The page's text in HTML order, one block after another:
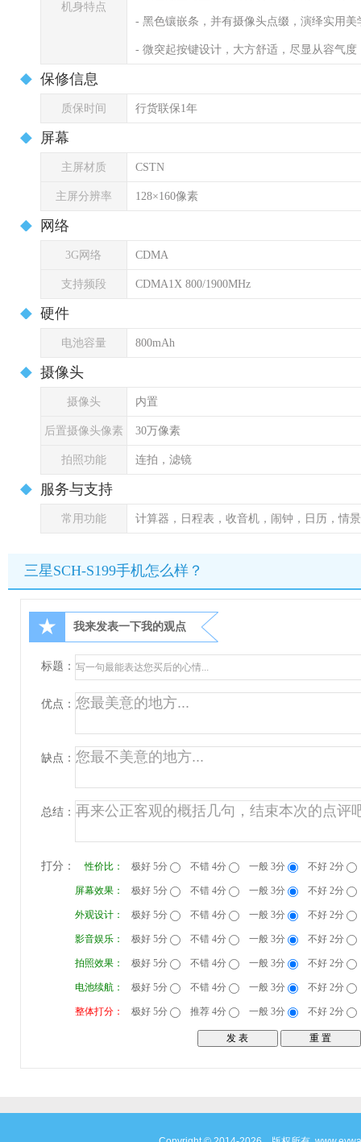
机身特点
- 黑色镶嵌条，并有摄像头点缀，演绎实用美
- 微突起按键设计，大方舒适，尽显从容气度
保修信息
质保时间 行货联保1年
屏幕
主屏材质 CSTN
主屏分辨率 128×160像素
网络
3G网络 CDMA
支持频段 CDMA1X 800/1900MHz
硬件
电池容量 800mAh
摄像头
摄像头 内置
后置摄像头像素 30万像素
拍照功能 连拍，滤镜
服务与支持
常用功能 计算器，日程表，收音机，闹钟，日历，情
三星SCH-S199手机怎么样？
★ 我来发表一下我的观点
标题：
优点：
缺点：
总结：
打分： 性价比： 极好 5分 不错 4分 一般 3分 不好 2分
屏幕效果： 极好 5分 不错 4分 一般 3分 不好 2分
外观设计： 极好 5分 不错 4分 一般 3分 不好 2分
影音娱乐： 极好 5分 不错 4分 一般 3分 不好 2分
拍照效果： 极好 5分 不错 4分 一般 3分 不好 2分
电池续航： 极好 5分 不错 4分 一般 3分 不好 2分
整体打分： 极好 5分 推荐 4分 一般 3分 不好 2分